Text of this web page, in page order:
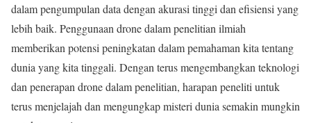
dalam pengumpulan data dengan akurasi tinggi dan efisiensi yang
lebih baik. Penggunaan drone dalam penelitian ilmiah
memberikan potensi peningkatan dalam pemahaman kita tentang
dunia yang kita tinggali. Dengan terus mengembangkan teknologi
dan penerapan drone dalam penelitian, harapan peneliti untuk
terus menjelajah dan mengungkap misteri dunia semakin mungkin